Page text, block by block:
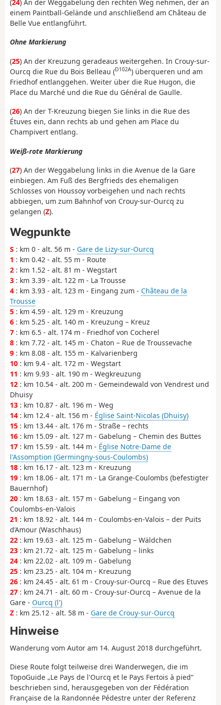
(24) An der Weggabelung den rechten Weg nehmen, der an
einem Paintball-Gelände und anschließend am Château de
Belle Vue entlangführt.
Ohne Markierung
(25) An der Kreuzung geradeaus weitergehen. In Crouy-sur-
Ourcq die Rue du Bois Belleau (D102A) überqueren und am
Friedhof entlanggehen. Weiter über die Rue Hugon, die
Place du Marché und die Rue du Général de Gaulle.
(26) An der T-Kreuzung biegen Sie links in die Rue des
Étuves ein, dann rechts ab und gehen am Place du
Champivert entlang.
Weiß-rote Markierung
(27) An der Weggabelung links in die Avenue de la Gare
einbiegen. Am Fuß des Bergfrieds des ehemaligen
Schlosses von Houssoy vorbeigehen und nach rechts
abbiegen, um zum Bahnhof von Crouy-sur-Ourcq zu
gelangen (Z).
Wegpunkte
S : km 0 - alt. 56 m - Gare de Lizy-sur-Ourcq
1 : km 0.42 - alt. 55 m - Route
2 : km 1.52 - alt. 81 m - Wegstart
3 : km 3.39 - alt. 122 m - La Trousse
4 : km 3.93 - alt. 123 m - Eingang zum - Château de la
Trousse
5 : km 4.59 - alt. 129 m - Kreuzung
6 : km 5.25 - alt. 140 m - Kreuzung – Kreuz
7 : km 6.5 - alt. 174 m - Friedhof von Cocherel
8 : km 7.72 - alt. 145 m - Chaton – Rue de Troussevache
9 : km 8.08 - alt. 155 m - Kalvarienberg
10 : km 9.4 - alt. 172 m - Wegstart
11 : km 9.93 - alt. 190 m - Wegkreuzung
12 : km 10.54 - alt. 200 m - Gemeindewald von Vendrest und
Dhuisy
13 : km 10.87 - alt. 196 m - Weg
14 : km 12.4 - alt. 156 m - Église Saint-Nicolas (Dhuisy)
15 : km 13.44 - alt. 176 m - Straße – rechts
16 : km 15.09 - alt. 127 m - Gabelung – Chemin des Buttes
17 : km 15.59 - alt. 144 m - Église Notre-Dame de
l'Assomption (Germingny-sous-Coulombs)
18 : km 16.17 - alt. 123 m - Kreuzung
19 : km 18.06 - alt. 171 m - La Grange-Coulombs (befestigter
Bauernhof)
20 : km 18.63 - alt. 157 m - Gabelung – Eingang von
Coulombs-en-Valois
21 : km 18.92 - alt. 144 m - Coulombs-en-Valois – der Puits
d’Amour (Waschhaus)
22 : km 19.63 - alt. 125 m - Gabelung – Wäldchen
23 : km 21.72 - alt. 125 m - Gabelung – links
24 : km 22.02 - alt. 109 m - Gabelung
25 : km 23.25 - alt. 104 m - Kreuzung
26 : km 24.45 - alt. 61 m - Crouy-sur-Ourcq – Rue des Etuves
27 : km 24.71 - alt. 60 m - Crouy-sur-Ourcq – Avenue de la
Gare - Ourcq (l')
Z : km 25.12 - alt. 58 m - Gare de Crouy-sur-Ourcq
Hinweise
Wanderung vom Autor am 14. August 2018 durchgeführt.
Diese Route folgt teilweise drei Wanderwegen, die im
TopoGuide „Le Pays de l'Ourcq et le Pays Fertois à pied“
beschrieben sind, herausgegeben von der Fédération
Française de la Randonnée Pédestre unter der Referenz